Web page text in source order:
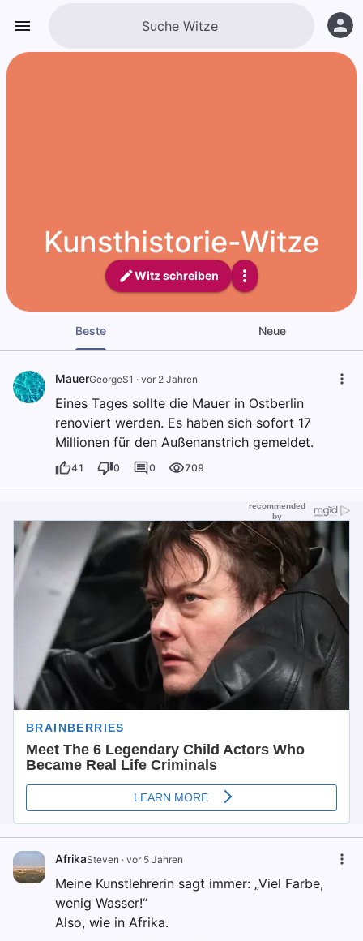
Kunsthistorie-Witze
Witz schreiben
Beste Neue
MauerGeorgeS1 · vor 2 Jahren
Eines Tages sollte die Mauer in Ostberlin
renoviert werden. Es haben sich sofort 17
Millionen für den Außenanstrich gemeldet.
41 0 0 709
AfrikaSteven · vor 5 Jahren
Meine Kunstlehrerin sagt immer: „Viel Farbe,
wenig Wasser!“
Also, wie in Afrika.